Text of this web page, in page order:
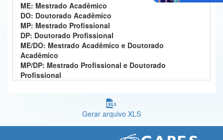
Controladoria-Geral da União
Ministério da Mulher, da Família e dos Direitos Humanos
Secretaria-Geral
Secretaria de Governo
Banco Central do Brasil
ME: Mestrado Acadêmico
DO: Doutorado Acadêmico
MP: Mestrado Profissional
DP: Doutorado Profissional
ME/DO: Mestrado Acadêmico e Doutorado
Acadêmico
MP/DP: Mestrado Profissional e Doutorado
Profissional
Gerar arquivo XLS